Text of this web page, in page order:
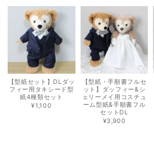
【型紙セット】DLダッ
フィー用タキシード型
紙4種類セット
¥1,100
【型紙・手順書フルセ
ット】ダッフィー&シ
ェリーメイ用コスチュ
ーム型紙&手順書フル
セットDL
¥3,900